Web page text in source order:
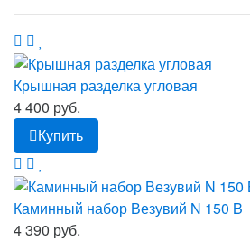
Крышная разделка угловая
4 400 руб.
Купить
Каминный набор Везувий N 150 B
4 390 руб.